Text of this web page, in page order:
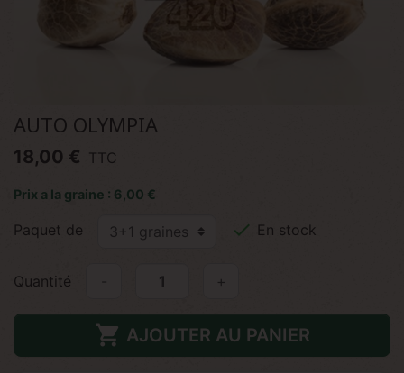
AUTO OLYMPIA
18,00 € TTC
Prix a la graine : 6,00 €
Paquet de  En stock
Quantité +
 AJOUTER AU PANIER